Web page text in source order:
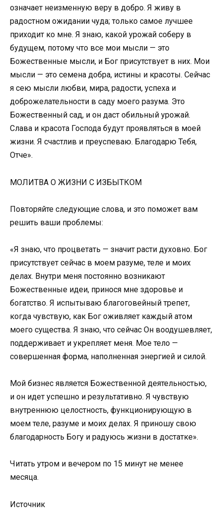
означает неизменную веру в добро. Я живу в
радостном ожидании чуда; только самое лучшее
приходит ко мне. Я знаю, какой урожай соберу в
будущем, потому что все мои мысли — это
Божественные мысли, и Бог присутствует в них. Мои
мысли — это семена добра, истины и красоты. Сейчас
я сею мысли любви, мира, радости, успеха и
доброжелательности в саду моего разума. Это
Божественный сад, и он даст обильный урожай.
Слава и красота Господа будут проявляться в моей
жизни. Я счастлив и преуспеваю. Благодарю Тебя,
Отче».
МОЛИТВА О ЖИЗНИ С ИЗБЫТКОМ
Повторяйте следующие слова, и это поможет вам
решить ваши проблемы:
«Я знаю, что процветать — значит расти духовно. Бог
присутствует сейчас в моем разуме, теле и моих
делах. Внутри меня постоянно возникают
Божественные идеи, принося мне здоровье и
богатство. Я испытываю благоговейный трепет,
когда чувствую, как Бог оживляет каждый атом
моего существа. Я знаю, что сейчас Он воодушевляет,
поддерживает и укрепляет меня. Мое тело —
совершенная форма, наполненная энергией и силой.
Мой бизнес является Божественной деятельностью,
и он идет успешно и результативно. Я чувствую
внутреннюю целостность, функционирующую в
моем теле, разуме и моих делах. Я приношу свою
благодарность Богу и радуюсь жизни в достатке».
Читать утром и вечером по 15 минут не менее
месяца.
Источник